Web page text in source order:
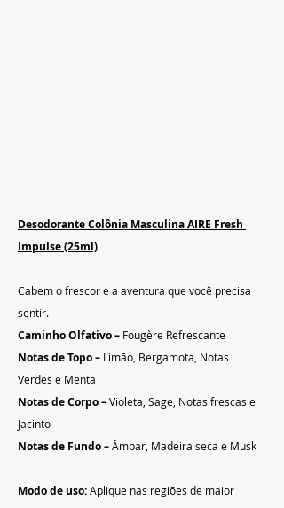
Desodorante Colônia Masculina AIRE Fresh
Impulse (25ml)
Cabem o frescor e a aventura que você precisa
sentir.
Caminho Olfativo – Fougère Refrescante
Notas de Topo – Limão, Bergamota, Notas
Verdes e Menta
Notas de Corpo – Violeta, Sage, Notas frescas e
Jacinto
Notas de Fundo – Âmbar, Madeira seca e Musk
Modo de uso: Aplique nas regiões de maior